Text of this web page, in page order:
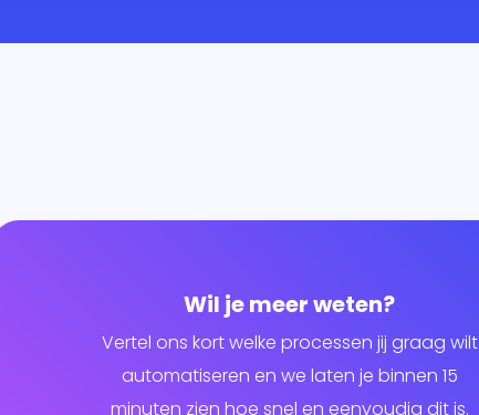
Wil je meer weten?
Vertel ons kort welke processen jij graag wilt
automatiseren en we laten je binnen 15
minuten zien hoe snel en eenvoudig dit is.